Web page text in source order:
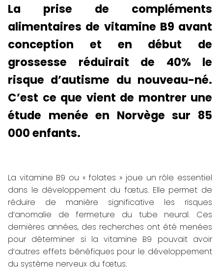
La prise de compléments
alimentaires de vitamine B9 avant
conception et en début de
grossesse réduirait de 40% le
risque d’autisme du nouveau-né.
C’est ce que vient de montrer une
étude menée en Norvège sur 85
000 enfants.
La vitamine B9 ou « folates » joue un rôle essentiel
dans le développement du fœtus. Elle permet de
réduire de manière significative les risques
d’anomalie de fermeture du tube neural. Ces
dernières années, des recherches ont été menées
pour déterminer si la vitamine B9 pouvait avoir
d’autres effets bénéfiques pour le développement
du système nerveux du fœtus.